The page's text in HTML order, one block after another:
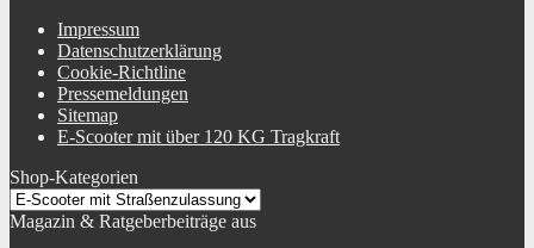
Impressum
Datenschutzerklärung
Cookie-Richtline
Pressemeldungen
Sitemap
E-Scooter mit über 120 KG Tragkraft
Shop-Kategorien
Magazin & Ratgeberbeiträge aus